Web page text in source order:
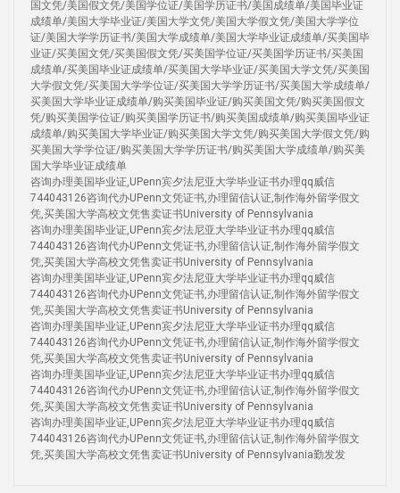
国文凭/美国假文凭/美国学位证/美国学历证书/美国成绩单/美国毕业证
成绩单/美国大学毕业证/美国大学文凭/美国大学假文凭/美国大学学位
证/美国大学学历证书/美国大学成绩单/美国大学毕业证成绩单/买美国毕
业证/买美国文凭/买美国假文凭/买美国学位证/买美国学历证书/买美国
成绩单/买美国毕业证成绩单/买美国大学毕业证/买美国大学文凭/买美国
大学假文凭/买美国大学学位证/买美国大学学历证书/买美国大学成绩单/
买美国大学毕业证成绩单/购买美国毕业证/购买美国文凭/购买美国假文
凭/购买美国学位证/购买美国学历证书/购买美国成绩单/购买美国毕业证
成绩单/购买美国大学毕业证/购买美国大学文凭/购买美国大学假文凭/购
买美国大学学位证/购买美国大学学历证书/购买美国大学成绩单/购买美
国大学毕业证成绩单
咨询办理美国毕业证,UPenn宾夕法尼亚大学毕业证书办理qq威信
744043126咨询代办UPenn文凭证书,办理留信认证,制作海外留学假文
凭,买美国大学高校文凭售卖证书University of Pennsylvania
咨询办理美国毕业证,UPenn宾夕法尼亚大学毕业证书办理qq威信
744043126咨询代办UPenn文凭证书,办理留信认证,制作海外留学假文
凭,买美国大学高校文凭售卖证书University of Pennsylvania
咨询办理美国毕业证,UPenn宾夕法尼亚大学毕业证书办理qq威信
744043126咨询代办UPenn文凭证书,办理留信认证,制作海外留学假文
凭,买美国大学高校文凭售卖证书University of Pennsylvania
咨询办理美国毕业证,UPenn宾夕法尼亚大学毕业证书办理qq威信
744043126咨询代办UPenn文凭证书,办理留信认证,制作海外留学假文
凭,买美国大学高校文凭售卖证书University of Pennsylvania
咨询办理美国毕业证,UPenn宾夕法尼亚大学毕业证书办理qq威信
744043126咨询代办UPenn文凭证书,办理留信认证,制作海外留学假文
凭,买美国大学高校文凭售卖证书University of Pennsylvania
咨询办理美国毕业证,UPenn宾夕法尼亚大学毕业证书办理qq威信
744043126咨询代办UPenn文凭证书,办理留信认证,制作海外留学假文
凭,买美国大学高校文凭售卖证书University of Pennsylvania勤发发